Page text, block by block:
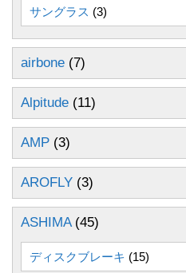
サングラス (3)
airbone (7)
Alpitude (11)
AMP (3)
AROFLY (3)
ASHIMA(45)
ディスクブレーキ (15)